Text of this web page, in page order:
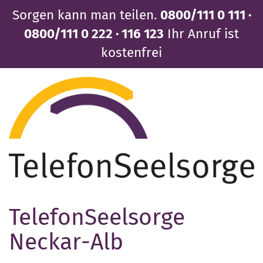
Sorgen kann man teilen. 0800/111 0 111 ·
0800/111 0 222 · 116 123 Ihr Anruf ist
kostenfrei
TelefonSeelsorge
Neckar-Alb